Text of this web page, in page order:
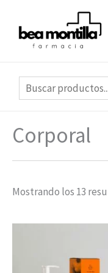
contenido
Buscar
Corporal
Mostrando los 13